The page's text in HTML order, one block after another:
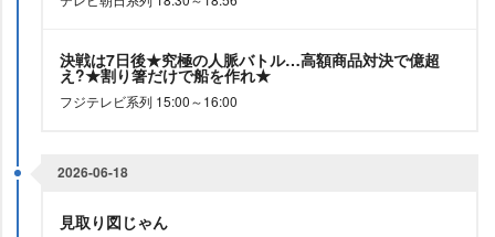
決戦は7日後★究極の人脈バトル…高額商品対決で億超
え?★割り箸だけで船を作れ★
フジテレビ系列 15:00～16:00
2026-06-18
見取り図じゃん